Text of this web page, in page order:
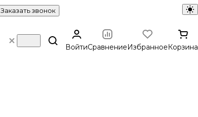
Заказать звонок
ВойтиСравнениеИзбранноеКорзина